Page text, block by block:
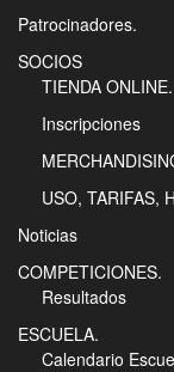
Patrocinadores.
SOCIOS
TIENDA ONLINE.
Inscripciones
USO, TARIFAS,
Noticias
COMPETICIONES.
Resultados
ESCUELA.
Calendario